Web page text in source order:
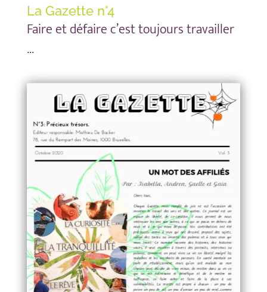
La Gazette n°4
Faire et défaire c’est toujours travailler
…